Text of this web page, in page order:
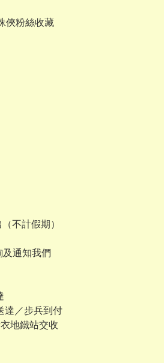
俠粉絲收藏
不計假期）
通知我們
達／步兵到付
地鐵站交收